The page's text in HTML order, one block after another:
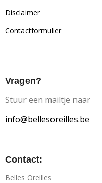
Disclaimer
Contactformulier
Vragen?
Stuur een mailtje naar
info@bellesoreilles.be
Contact:
Belles Oreilles